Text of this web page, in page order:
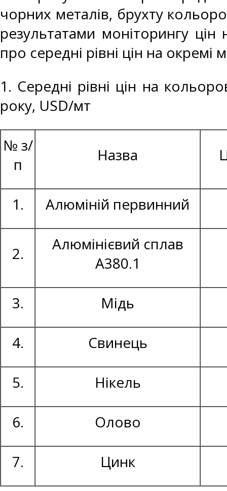
чорних металів, брухту
результатами моніторингу
про середні рівні цін на окремі
1. Середні рівні цін на
року, USD/мт
№ з/
п
Назва
1. Алюміній первинний
2.
Алюмінієвий сплав
А380.1
3. Мідь
4. Свинець
5. Нікель
6. Олово
7. Цинк